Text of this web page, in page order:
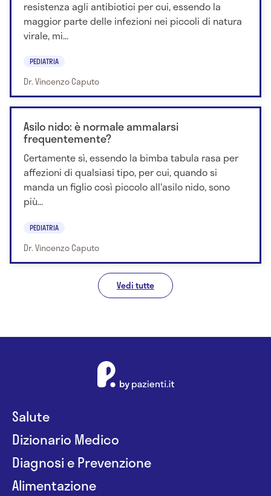
resistenza agli antibiotici per cui, essendo la
maggior parte delle infezioni nei piccoli di natura
virale, mi...
PEDIATRIA
Dr. Vincenzo Caputo
Asilo nido: è normale ammalarsi
frequentemente?
Certamente sì, essendo la bimba tabula rasa per
affezioni di qualsiasi tipo, per cui, quando si
manda un figlio così piccolo all'asilo nido, sono
più...
PEDIATRIA
Dr. Vincenzo Caputo
Vedi tutte
Salute
Dizionario Medico
Diagnosi e Prevenzione
Alimentazione